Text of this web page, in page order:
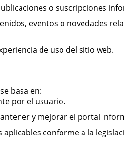
o suscripciones
eventos o novedades
de uso del sitio web.
basa en:
por el usuario.
y mejorar el portal
conforme a la